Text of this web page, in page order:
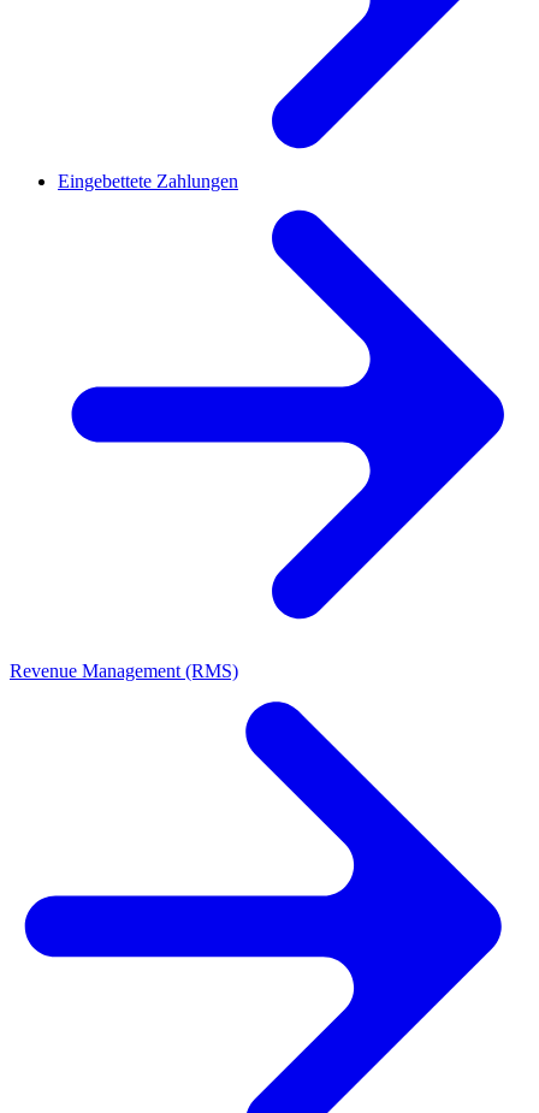
Eingebettete Zahlungen
Revenue Management (RMS)